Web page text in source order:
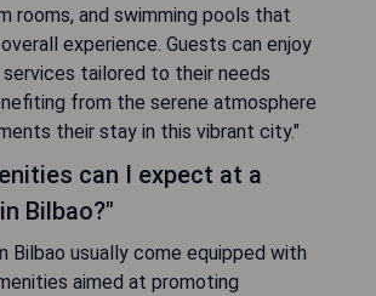
rooms, and swimming pools that
experience. Guests can enjoy
tailored to their needs
from the serene atmosphere
their stay in this vibrant city."
can I expect at a
Bilbao?"
Bilbao usually come equipped with
aimed at promoting